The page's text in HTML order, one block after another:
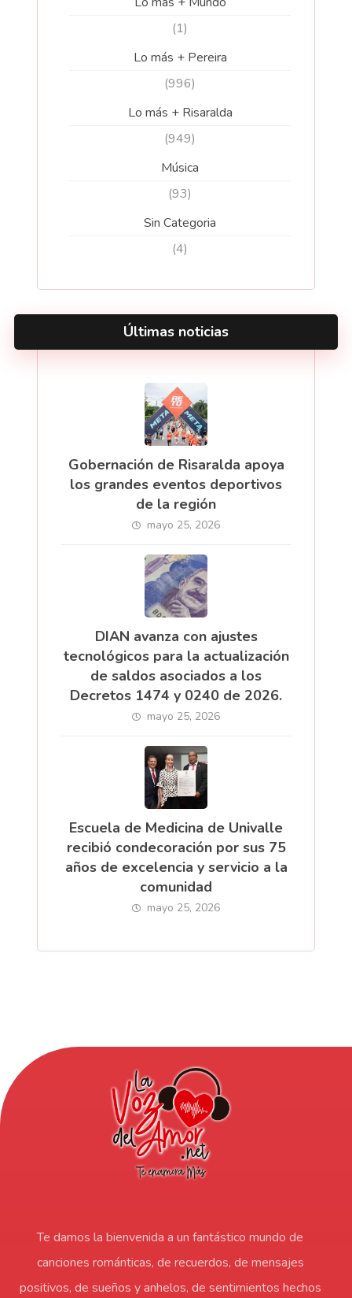
(1)
Lo más + Pereira
(996)
Lo más + Risaralda
(949)
Música
(93)
Sin Categoria
(4)
Últimas noticias
Gobernación de Risaralda apoya
los grandes eventos deportivos
de la región
mayo 25, 2026
DIAN avanza con ajustes
tecnológicos para la actualización
de saldos asociados a los
Decretos 1474 y 0240 de 2026.
mayo 25, 2026
Escuela de Medicina de Univalle
recibió condecoración por sus 75
años de excelencia y servicio a la
comunidad
mayo 25, 2026
Te damos la bienvenida a un fantástico mundo de
canciones románticas, de recuerdos, de mensajes
positivos, de sueños y anhelos, de sentimientos hechos